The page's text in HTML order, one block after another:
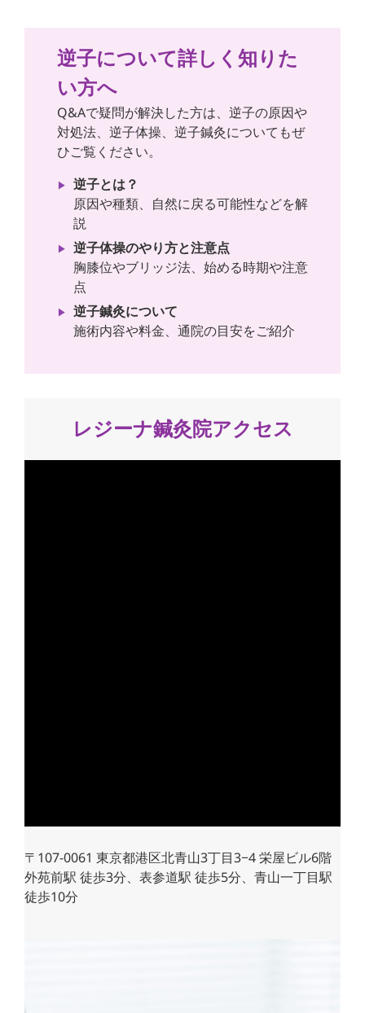
逆子について詳しく知りた
い方へ
Q&Aで疑問が解決した方は、逆子の原因や
対処法、逆子体操、逆子鍼灸についてもぜ
ひご覧ください。
逆子とは？
原因や種類、自然に戻る可能性などを解
説
逆子体操のやり方と注意点
胸膝位やブリッジ法、始める時期や注意
点
逆子鍼灸について
施術内容や料金、通院の目安をご紹介
レジーナ鍼灸院アクセス
〒107-0061 東京都港区北青山3丁目3−4 栄屋ビル6階
外苑前駅 徒歩3分、表参道駅 徒歩5分、青山一丁目駅
徒歩10分